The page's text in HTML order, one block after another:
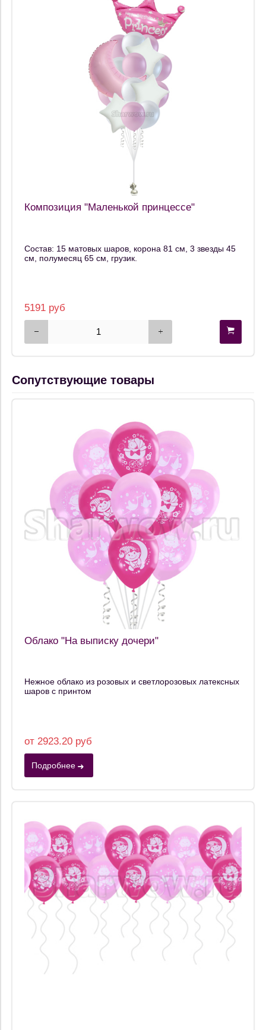
Композиция "Маленькой принцессе"
Состав: 15 матовых шаров, корона 81 см, 3 звезды 45
см, полумесяц 65 см, грузик.
5191 руб
Сопутствующие товары
Облако "На выписку дочери"
Нежное облако из розовых и светлорозовых латексных
шаров с принтом
от 2923.20 руб
Подробнее